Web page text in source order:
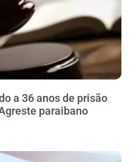
a 36 anos de prisão
paraibano